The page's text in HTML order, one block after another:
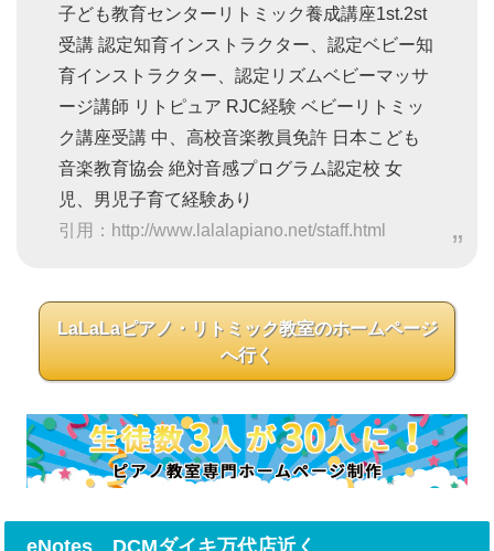
子ども教育センターリトミック養成講座1st.2st
受講 認定知育インストラクター、認定ベビー知
育インストラクター、認定リズムベビーマッサ
ージ講師 リトピュア RJC経験 ベビーリトミッ
ク講座受講 中、高校音楽教員免許 日本こども
音楽教育協会 絶対音感プログラム認定校 女
児、男児子育て経験あり
引用：http://www.lalalapiano.net/staff.html
LaLaLaピアノ・リトミック教室のホームページ
へ行く